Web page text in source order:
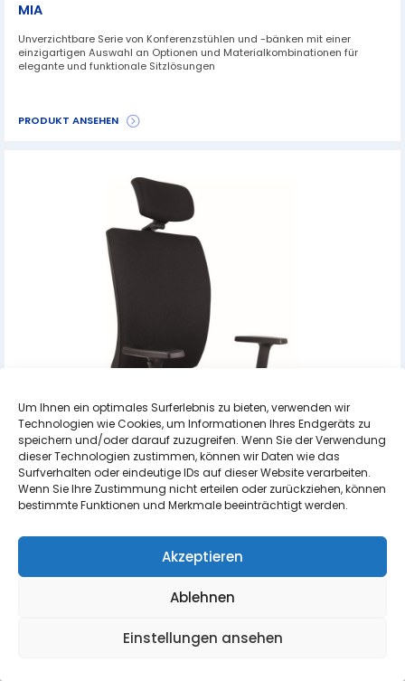
Um Ihnen ein optimales Surferlebnis zu bieten, verwenden wir
Technologien wie Cookies, um Informationen Ihres Endgeräts zu
speichern und/oder darauf zuzugreifen. Wenn Sie der Verwendung
dieser Technologien zustimmen, können wir Daten wie das
Surfverhalten oder eindeutige IDs auf dieser Website verarbeiten.
Wenn Sie Ihre Zustimmung nicht erteilen oder zurückziehen, können
bestimmte Funktionen und Merkmale beeinträchtigt werden.
Akzeptieren
Ablehnen
Einstellungen ansehen
MIA
Unverzichtbare Serie von Konferenzstühlen und -bänken mit einer
einzigartigen Auswahl an Optionen und Materialkombinationen für
elegante und funktionale Sitzlösungen
PRODUKT ANSEHEN
LARA
Der bewährte Klassiker, auf den sich unsere Kunden immer verlassen